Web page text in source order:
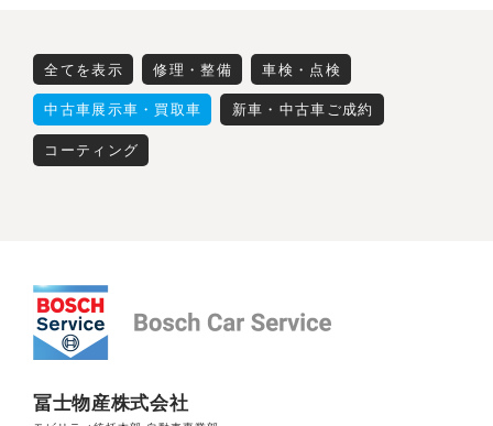
全てを表示 修理・整備 車検・点検
中古車展示車・買取車 新車・中古車ご成約
コーティング
冨士物産株式会社